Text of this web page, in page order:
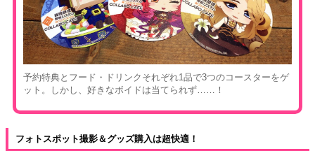
予約特典とフード・ドリンクそれぞれ1品で3つのコースターをゲ
ット。しかし、好きなボイドは当てられず……！
フォトスポット撮影＆グッズ購入は超快適！